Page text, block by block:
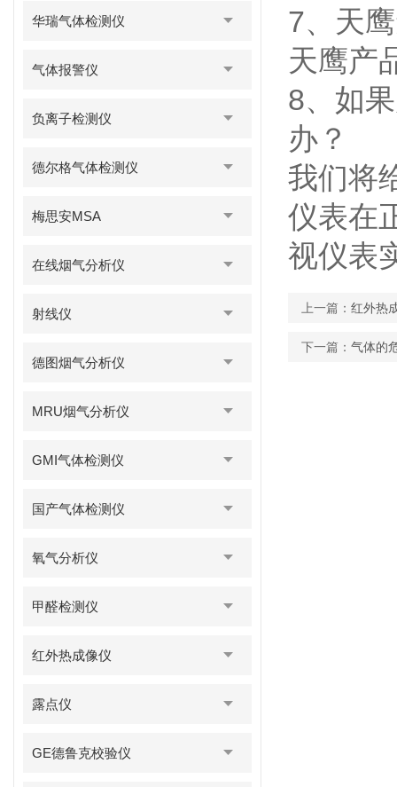
华瑞气体检测仪
气体报警仪
负离子检测仪
德尔格气体检测仪
梅思安MSA
在线烟气分析仪
射线仪
德图烟气分析仪
MRU烟气分析仪
GMI气体检测仪
国产气体检测仪
氧气分析仪
甲醛检测仪
红外热成像仪
露点仪
GE德鲁克校验仪
7、天
天鹰产
8、如
办？
我们将
仪表在
视仪表
上一篇： 红外热
下一篇： 气体的